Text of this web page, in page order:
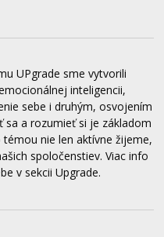
inteligencii,
sebe i druhým, osvojením
a rozumieť si je základom
nie len aktívne žijeme,
spoločenstiev. Viac info
v sekcii Upgrade.